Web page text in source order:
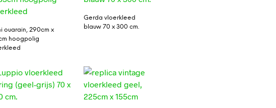
ouarain, 290cm x
hoogpolig
Gerda vloerkleed
blauw 70 x 300 cm.